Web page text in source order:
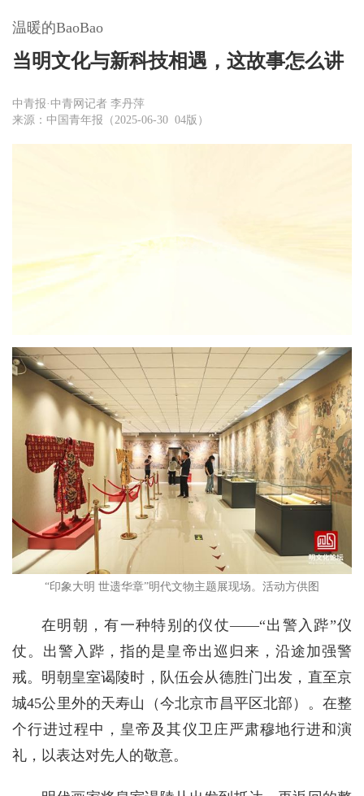
温暖的BaoBao
当明文化与新科技相遇，这故事怎么讲
中青报·中青网记者 李丹萍
来源：中国青年报（2025-06-30 04版）
“印象大明 世遗华章”明代文物主题展现场。活动方供图
在明朝，有一种特别的仪仗——“出警入跸”仪
仗。出警入跸，指的是皇帝出巡归来，沿途加强警
戒。明朝皇室谒陵时，队伍会从德胜门出发，直至京
城45公里外的天寿山（今北京市昌平区北部）。在整
个行进过程中，皇帝及其仪卫庄严肃穆地行进和演
礼，以表达对先人的敬意。